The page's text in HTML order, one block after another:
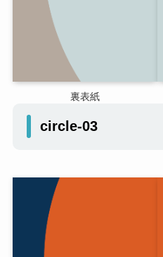
裏表紙
circle-03